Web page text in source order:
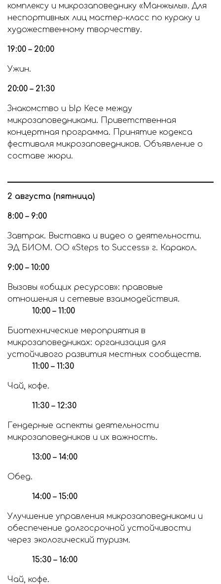
комплексу и микрозаповеднику «Манжылы». Для
неспортивных лиц мастер-класс по кураку и
художественному творчеству.
19:00 – 20:00
Ужин.
20:00 – 21:30
Знакомство и Ыр Кесе между
микрозаповедниками. Приветственная
концертная программа. Принятие кодекса
фестиваля микрозаповедников. Объявление о
составе жюри.
2 августа (пятница)
8:00 – 9:00
Завтрак. Выставка и видео о деятельности.
ЭД БИОМ. ОО «Steps to Success» г. Каракол.
9:00 – 10:00
Вызовы «общих ресурсов»: правовые
отношения и сетевые взаимодействия.
10:00 – 11:00
Биотехнические мероприятия в
микрозаповедниках: организация для
устойчивого развития местных сообществ.
11:00 – 11:30
Чай, кофе.
11:30 – 12:30
Гендерные аспекты деятельности
микрозаповедников и их важность.
13:00 – 14:00
Обед.
14:00 – 15:00
Улучшение управления микрозаповедниками и
обеспечение долгосрочной устойчивости
через экологический туризм.
15:30 – 16:00
Чай, кофе.